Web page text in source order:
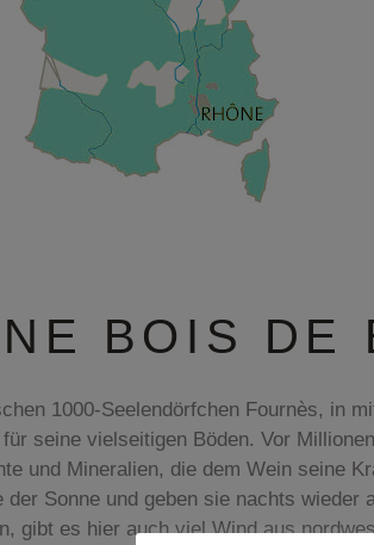
BOIS DE
1000-Seelendörfchen Fournès, in
seine vielseitigen Böden. Vor
und Mineralien, die dem Wein seine
der Sonne und geben sie nachts
gibt es hier auch viel Wind aus